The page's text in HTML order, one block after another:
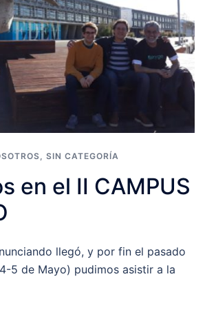
, SIN CATEGORÍA
en el II CAMPUS
llegó, y por fin el pasado
5 de Mayo) pudimos asistir a la